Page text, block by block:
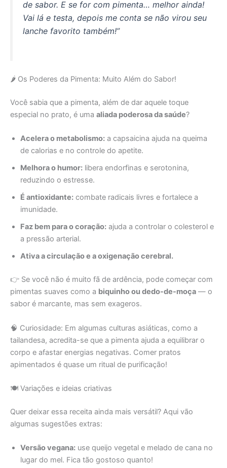
de sabor. E se for com pimenta… melhor ainda!
Vai lá e testa, depois me conta se não virou seu
lanche favorito também!”
🌶️ Os Poderes da Pimenta: Muito Além do Sabor!
Você sabia que a pimenta, além de dar aquele toque
especial no prato, é uma aliada poderosa da saúde?
Acelera o metabolismo: a capsaicina ajuda na queima
de calorias e no controle do apetite.
Melhora o humor: libera endorfinas e serotonina,
reduzindo o estresse.
É antioxidante: combate radicais livres e fortalece a
imunidade.
Faz bem para o coração: ajuda a controlar o colesterol e
a pressão arterial.
Ativa a circulação e a oxigenação cerebral.
👉 Se você não é muito fã de ardência, pode começar com
pimentas suaves como a biquinho ou dedo-de-moça — o
sabor é marcante, mas sem exageros.
🧠 Curiosidade: Em algumas culturas asiáticas, como a
tailandesa, acredita-se que a pimenta ajuda a equilibrar o
corpo e afastar energias negativas. Comer pratos
apimentados é quase um ritual de purificação!
🍽️ Variações e ideias criativas
Quer deixar essa receita ainda mais versátil? Aqui vão
algumas sugestões extras:
Versão vegana: use queijo vegetal e melado de cana no
lugar do mel. Fica tão gostoso quanto!